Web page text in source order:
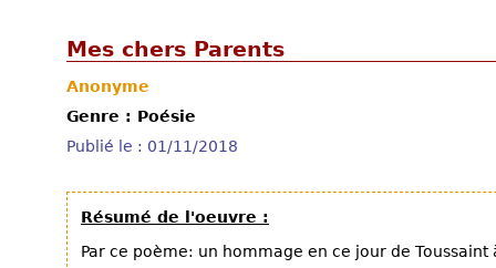
Mes chers Parents
Anonyme
Genre : Poésie
Publié le : 01/11/2018
Résumé de l'oeuvre :
Par ce poème: un hommage en ce jour de Toussaint